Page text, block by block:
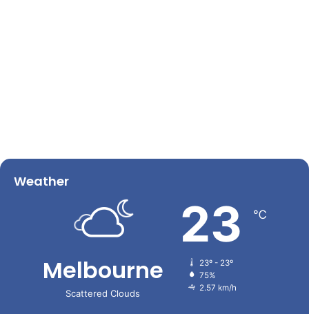
Weather
Melbourne
Scattered Clouds
23 ℃
23º - 23º
75%
2.57 km/h